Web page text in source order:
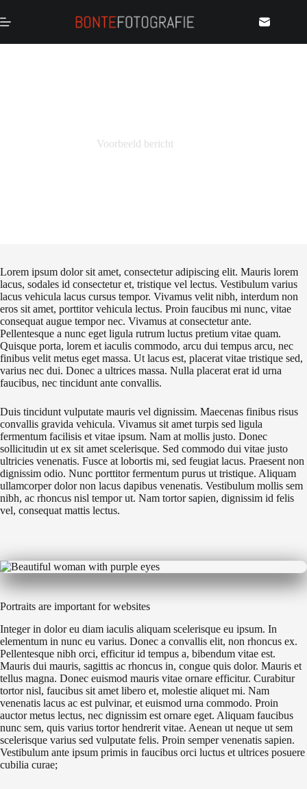
naar
de
inhoud
Voorbeeld bericht
Lorem ipsum dolor sit amet, consectetur adipiscing elit. Mauris lorem
lacus, sodales id consectetur et, tristique vel lectus. Vestibulum varius
lacus vehicula lacus cursus tempor. Vivamus velit nibh, interdum non
eros sit amet, porttitor vehicula lectus. Proin faucibus mi nunc, vitae
consequat augue tempor nec. Vivamus at consectetur ante.
Pellentesque a nunc eget ligula rutrum luctus pretium vitae quam.
Quisque porta, lorem et iaculis commodo, arcu dui tempus arcu, nec
finibus velit metus eget massa. Ut lacus est, placerat vitae tristique sed,
varius nec dui. Donec a ultrices massa. Nulla placerat erat id urna
faucibus, nec tincidunt ante convallis.
Duis tincidunt vulputate mauris vel dignissim. Maecenas finibus risus
convallis gravida vehicula. Vivamus sit amet turpis sed ligula
fermentum facilisis et vitae ipsum. Nam at mollis justo. Donec
sollicitudin ut ex sit amet scelerisque. Sed commodo dui vitae justo
ultricies venenatis. Fusce at lobortis mi, sed feugiat lacus. Praesent non
dignissim odio. Nunc porttitor fermentum purus ut tristique. Aliquam
ullamcorper dolor non lacus dapibus venenatis. Vestibulum mollis sem
nibh, ac rhoncus nisl tempor ut. Nam tortor sapien, dignissim id felis
vel, consequat mattis lectus.
Portraits are important for websites
Integer in dolor eu diam iaculis aliquam scelerisque eu ipsum. In
elementum in nunc eu varius. Donec a convallis elit, non rhoncus ex.
Pellentesque nibh orci, efficitur id tempus a, bibendum vitae est.
Mauris dui mauris, sagittis ac rhoncus in, congue quis dolor. Mauris et
tellus magna. Donec euismod mauris vitae ornare efficitur. Curabitur
tortor nisl, faucibus sit amet libero et, molestie aliquet mi. Nam
venenatis lacus ac est pulvinar, et euismod urna commodo. Proin
auctor metus lectus, nec dignissim est ornare eget. Aliquam faucibus
nunc sem, quis varius tortor hendrerit vitae. Aenean ut neque ut sem
scelerisque varius sed vulputate felis. Proin semper venenatis sapien.
Vestibulum ante ipsum primis in faucibus orci luctus et ultrices posuere
cubilia curae;